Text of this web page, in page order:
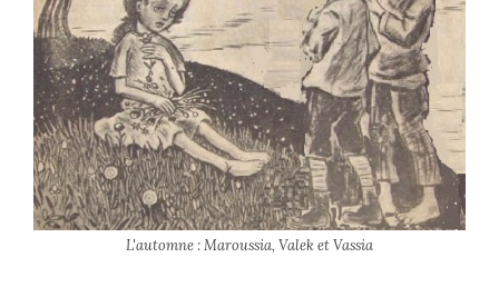
L'automne : Maroussia, Valek et Vassia